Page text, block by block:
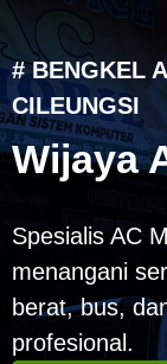
# BENGKEL
CILEUNGSI
Wijaya
Spesialis AC
menangani
berat, bus,
profesional.